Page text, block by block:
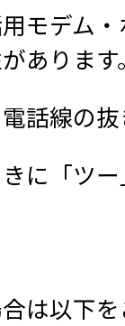
モデム
あります
話線の
に「ツ
は以下